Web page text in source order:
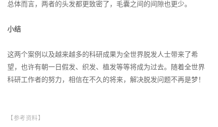
总体而言，两者的头发都更致密了，毛囊之间的间隙也更少。
小结
这两个案例以及越来越多的科研成果为全世界脱发人士带来了希
望，也许有朝一日假发、织发、植发等等将成为过去。随着全世界
科研工作者的努力，相信在不久的将来，解决脱发问题不再是梦！
【参考资料】